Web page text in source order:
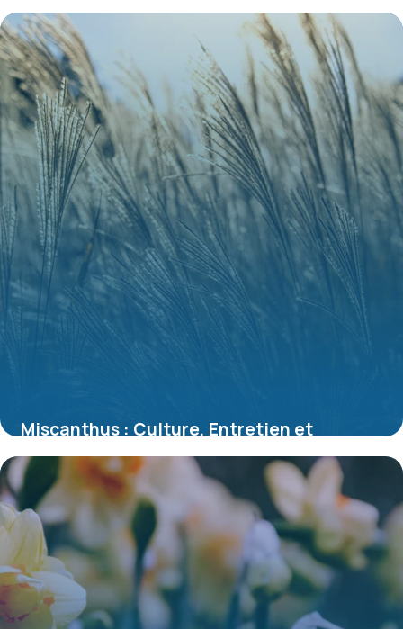
Entretien 2026
7 juillet 2026
Miscanthus : Culture, Entretien et
Variétés 2026
6 juillet 2026